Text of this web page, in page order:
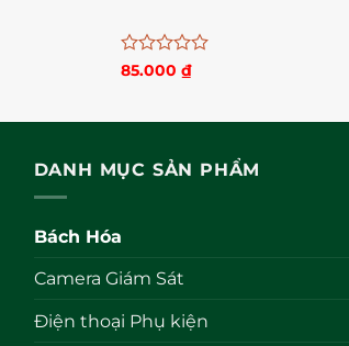
Được
0
85.000 ₫
DANH MỤC SẢN PHẨM
Bách Hóa
Camera Giám Sát
Điện thoại Phụ kiện